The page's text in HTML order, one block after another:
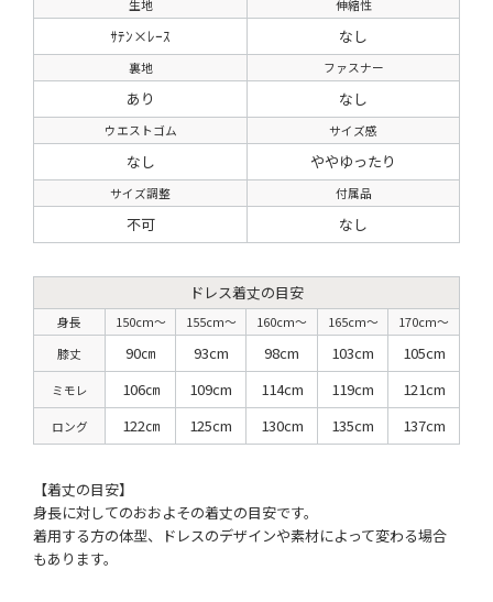
生地 伸縮性
ｻﾃﾝ×ﾚｰｽ なし
裏地 ファスナー
あり なし
ウエストゴム サイズ感
なし ややゆったり
サイズ調整 付属品
不可 なし
ドレス着丈の目安
身長 150cm〜 155cm〜 160cm〜 165cm〜
170cm〜
膝丈
90㎝ 93cm 98cm 103cm 105cm
ミモレ 106㎝ 109cm 114cm 119cm 121cm
ロング 122㎝ 125cm 130cm 135cm 137cm
【着丈の目安】
身長に対してのおおよその着丈の目安です。
着用する方の体型、ドレスのデザインや素材によって変わる場合
もあります。